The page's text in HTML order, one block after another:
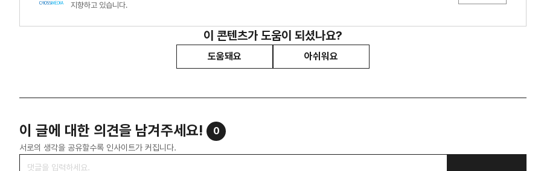
지향하고 있습니다.
이 콘텐츠가 도움이 되셨나요?
도움돼요 아쉬워요
이 글에 대한 의견을 남겨주세요! 0
서로의 생각을 공유할수록 인사이트가 커집니다.